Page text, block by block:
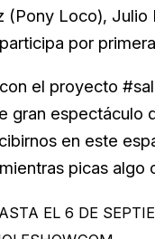
Loco),
por
el proyecto
gran
en este
picas algo
EL 6 DE